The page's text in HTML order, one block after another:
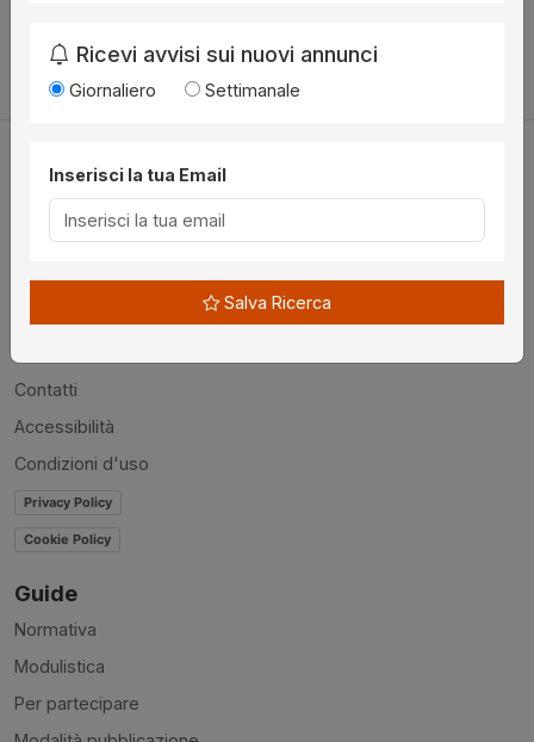
Cambia la ricerca
Utilità
Chi siamo
Contatti
Accessibilità
Condizioni d'uso
Privacy Policy
Cookie Policy
Guide
Normativa
Modulistica
Per partecipare
Ricevi avvisi sui nuovi annunci
Giornaliero Settimanale
Inserisci la tua Email
Salva Ricerca